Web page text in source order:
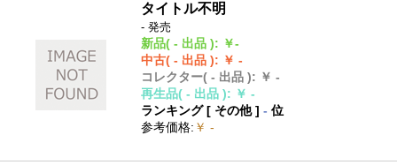
タイトル不明
- 発売
新品( - 出品 ): ￥-
中古( - 出品 ): ￥ -
コレクター( - 出品 ): ￥ -
再生品( - 出品 ): ￥ -
ランキング [ その他]- 位
参考価格: ￥ -